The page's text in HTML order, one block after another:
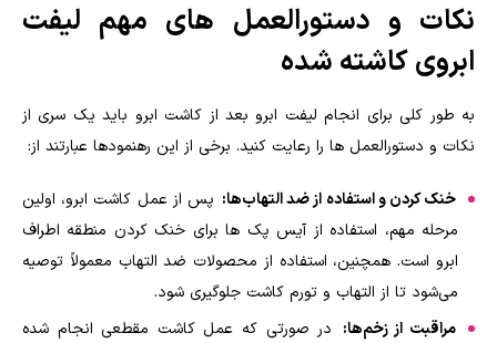
نکات و دستورالعمل های مهم لیفت
ابروی کاشته شده
به طور کلی برای انجام لیفت ابرو بعد از کاشت ابرو باید یک سری از
نکات و دستورالعمل ها را رعایت کنید. برخی از این رهنمودها عبارتند از:
خنک کردن و استفاده از ضد التهاب‌ها: پس از عمل کاشت ابرو، اولین
مرحله مهم، استفاده از آیس پک ها برای خنک کردن منطقه اطراف
ابرو است. همچنین، استفاده از محصولات ضد التهاب معمولاً توصیه
می‌شود تا از التهاب و تورم کاشت جلوگیری شود.
مراقبت از زخم‌ها: در صورتی که عمل کاشت مقطعی انجام شده